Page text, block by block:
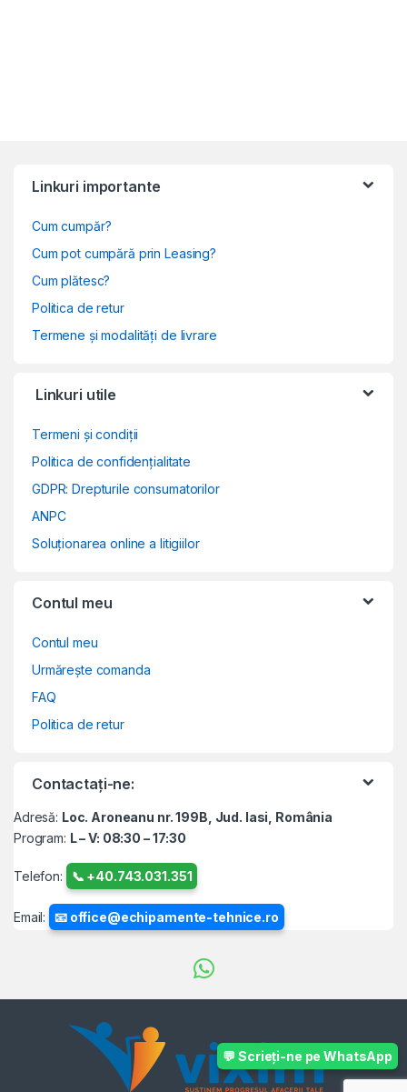
💬 Scrieți-ne pe WhatsApp
Linkuri importante
Cum cumpăr?
Cum pot cumpără prin Leasing?
Cum plătesc?
Politica de retur
Termene și modalități de livrare
Linkuri utile
Termeni și condiții
Politica de confidențialitate
GDPR: Drepturile consumatorilor
ANPC
Soluționarea online a litigiilor
Contul meu
Contul meu
Urmărește comanda
FAQ
Politica de retur
Contactați-ne:
Adresă: Loc. Aroneanu nr. 199B, Jud. Iasi, România
Program: L – V: 08:30 – 17:30
Telefon: 📞 +40.743.031.351
Email: 📧 office@echipamente-tehnice.ro